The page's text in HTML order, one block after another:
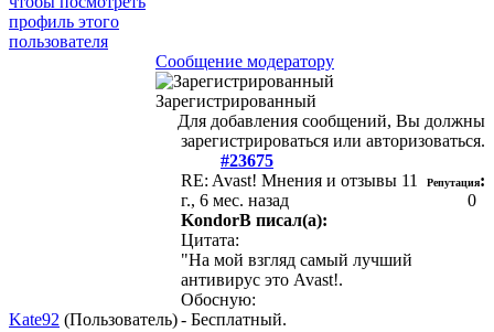
Сообщение модератору
Зарегистрированный
Для добавления сообщений, Вы должны
зарегистрироваться или авторизоваться.
#23675
Kate92 (Пользователь)
RE: Avast! Мнения и отзывы 11
г., 6 мес. назад
Репутация:
0
KondorB писал(а):
Цитата:
"На мой взгляд самый лучший
антивирус это Avast!.
Обосную:
- Бесплатный.